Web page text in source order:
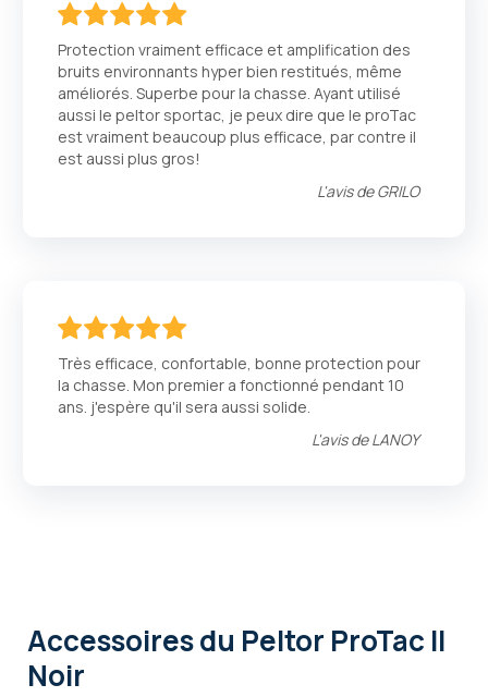
Protection vraiment efficace et amplification des
bruits environnants hyper bien restitués, même
améliorés. Superbe pour la chasse. Ayant utilisé
aussi le peltor sportac, je peux dire que le proTac
est vraiment beaucoup plus efficace, par contre il
est aussi plus gros!
L'avis deGRILO
Très efficace, confortable, bonne protection pour
la chasse. Mon premier a fonctionné pendant 10
ans. j'espère qu'il sera aussi solide.
L'avis deLANOY
Accessoiresdu Peltor ProTac II
Noir